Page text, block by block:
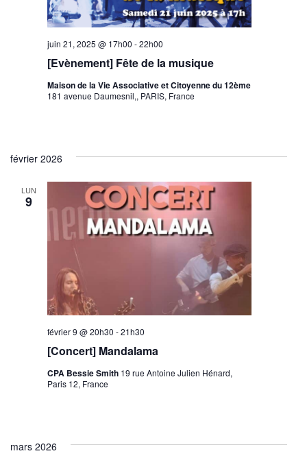
[Evènement] Fête de la musique
juin 21, 2025 @ 17h00 -22h00
Maison de la Vie Associative et Citoyenne du 12ème
181 avenue Daumesnil,, PARIS, France
février 2026
LUN
9
[Concert] Mandalama
février 9 @ 20h30 -21h30
CPA Bessie Smith 19 rue Antoine Julien Hénard,
Paris 12, France
mars 2026